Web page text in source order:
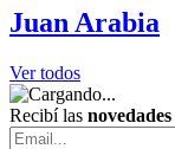
Juan Arabia
Ver todos
Recibí las novedades